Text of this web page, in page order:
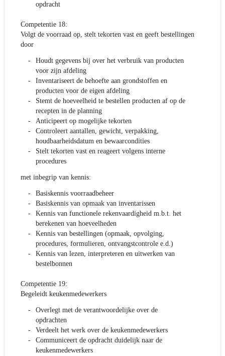
opdracht
Competentie 18:
Volgt de voorraad op, stelt tekorten vast en geeft bestellingen
door
Houdt gegevens bij over het verbruik van producten
voor zijn afdeling
Inventariseert de behoefte aan grondstoffen en
producten voor de eigen afdeling
Stemt de hoeveelheid te bestellen producten af op de
recepten in de planning
Anticipeert op mogelijke tekorten
Controleert aantallen, gewicht, verpakking,
houdbaarheidsdatum en bewaarcondities
Stelt tekorten vast en reageert volgens interne
procedures
met inbegrip van kennis:
Basiskennis voorraadbeheer
Basiskennis van opmaak van inventarissen
Kennis van functionele rekenvaardigheid m.b.t. het
berekenen van hoeveelheden
Kennis van bestellingen (opmaak, opvolging,
procedures, formulieren, ontvangstcontrole e.d.)
Kennis van lezen, interpreteren en uitwerken van
bestelbonnen
Competentie 19:
Begeleidt keukenmedewerkers
Overlegt met de verantwoordelijke over de
opdrachten
Verdeelt het werk over de keukenmedewerkers
Communiceert de opdracht duidelijk naar de
keukenmedewerkers